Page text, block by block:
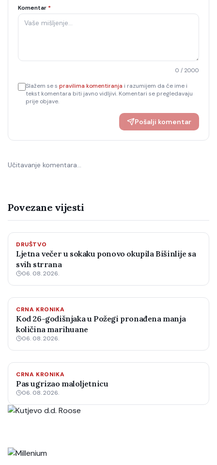
Komentar *
0 / 2000
Slažem se s pravilima komentiranja i razumijem da će ime i
tekst komentara biti javno vidljivi. Komentari se pregledavaju
prije objave.
Pošalji komentar
Učitavanje komentara…
Povezane vijesti
DRUŠTVO
Ljetna večer u sokaku ponovo okupila Bišinlije sa
svih strrana
06. 08. 2026.
CRNA KRONIKA
Kod 26-godišnjaka u Požegi pronađena manja
količina marihuane
06. 08. 2026.
CRNA KRONIKA
Pas ugrizao maloljetnicu
06. 08. 2026.